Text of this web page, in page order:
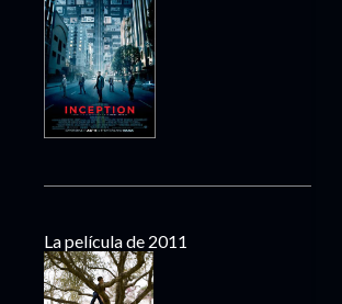
La película de 2011